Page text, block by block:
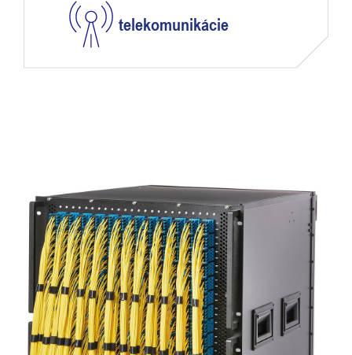
telekomunikácie